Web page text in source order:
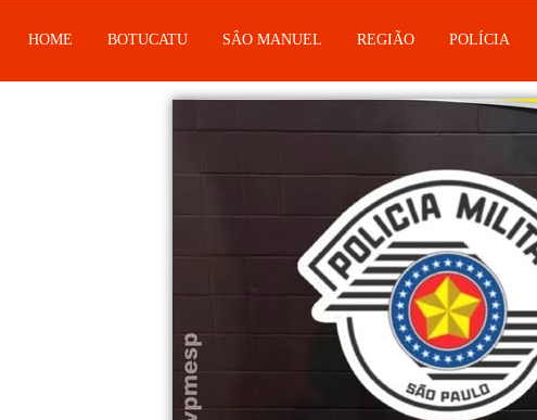
HOME BOTUCATU SÂO MANUEL REGIÃO POLÍCIA